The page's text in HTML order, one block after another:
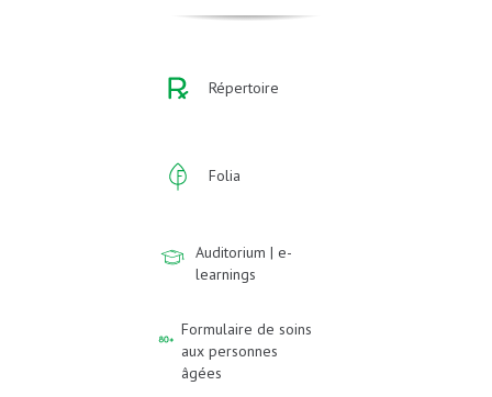
Répertoire
Folia
Auditorium | e-
learnings
Formulaire de soins
aux personnes
âgées